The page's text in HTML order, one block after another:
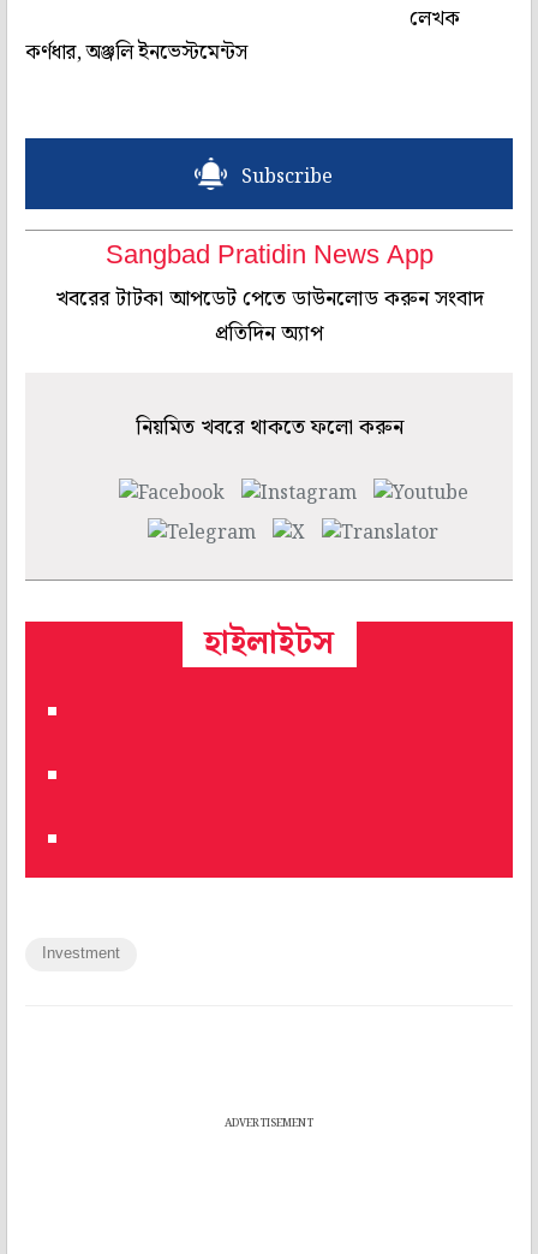
লেখক
কর্ণধার, অঞ্জলি ইনভেস্টমেন্টস
Subscribe
Sangbad Pratidin News App
খবরের টাটকা আপডেট পেতে ডাউনলোড করুন সংবাদ
প্রতিদিন অ্যাপ
নিয়মিত খবরে থাকতে ফলো করুন
হাইলাইটস
Investment
ADVERTISEMENT